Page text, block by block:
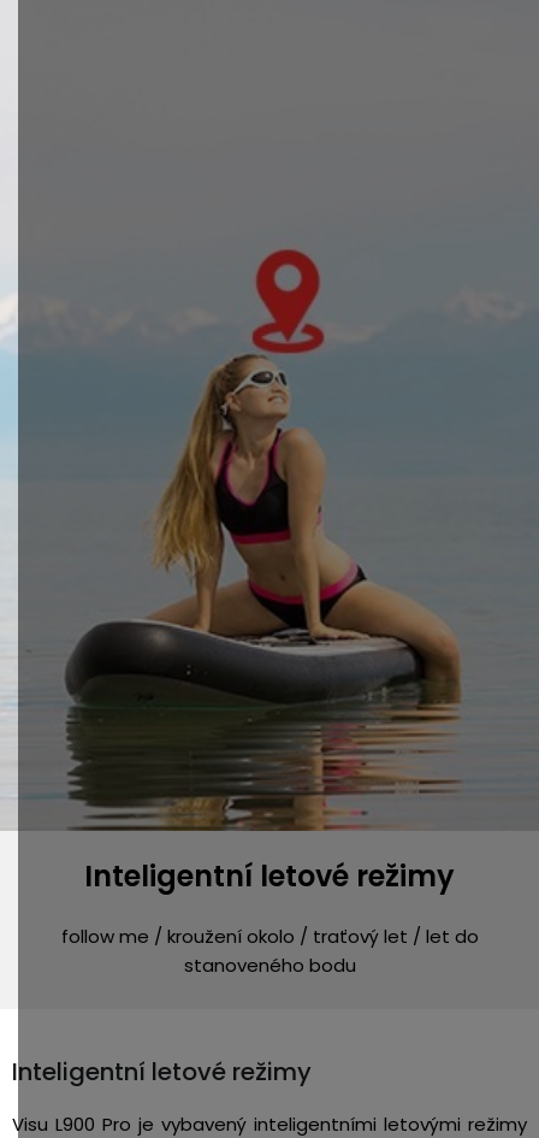
Inteligentní letové režimy
follow me / kroužení okolo / traťový let / let do
stanoveného bodu
Inteligentní letové režimy
Visu L900 Pro je vybavený inteligentními letovými režimy